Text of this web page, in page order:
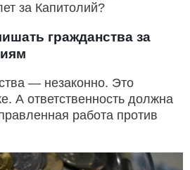
за Капитолий?
гражданства за
— незаконно. Это
А ответственность должна
работа против